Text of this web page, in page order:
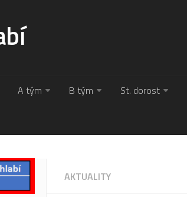
A tým B tým St. dorost
AKTUALITY